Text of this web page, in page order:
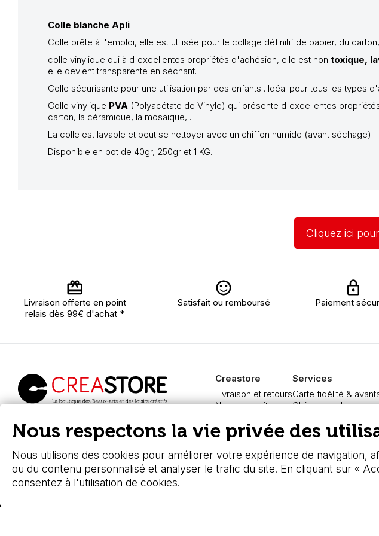
Colle blanche Apli
Colle prête à l'emploi, elle est utilisée pour le collage définitif de papier, du
colle vinylique qui à d'excellentes propriétés d'adhésion, elle est non toxique,
elle devient transparente en séchant.
Colle sécurisante pour une utilisation par des enfants . Idéal pour tous les types
Colle vinylique PVA (Polyacétate de Vinyle) qui présente d'excellentes
carton, la céramique, la mosaïque, ...
La colle est lavable et peut se nettoyer avec un chiffon humide (avant séchage).
Disponible en pot de 40gr, 250gr et 1 KG.
Cliquez ici
Livraison offerte en point
relais dès 99€ d'achat *
Satisfait ou remboursé Paiement
fournitures beaux-arts
Creastore
Livraison et retours
Nous connaître
FAQ
Boutique à Angers
Services
Carte fidélité &
Chèque cadeau,
Pass culture - mode
Nos promotions en
Nous respectons la vie privée des
Nous utilisons des cookies pour améliorer votre expérience de navigation,
ou du contenu personnalisé et analyser le trafic du site. En cliquant sur «
consentez à l'utilisation de cookies.